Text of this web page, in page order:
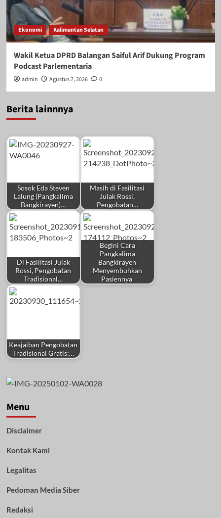
Ekonomi Kalimantan Selatan
Wakil Ketua DPRD Balangan Saiful Arif Dukung Program
Podcast Parlementaria
admin Agustus 7, 2026 0
Berita lainnnya
Sosok Eda Steven
Lalung (Pangkalima
Bangkirayen)…
Masih di Fasilitasi
Julak Rossi,
Pengobatan…
Di Fasilitasi Julak
Rossi, Pengobatan
Tradisional…
Begini Cara
Pangkalima
Bangkirayen
Menyembuhkan
Pasiennya
Keajaiban Pengobatan
Tradisional Gratis:…
Menu
Disclaimer
Kontak Kami
Legalitas
Pedoman Media Siber
Redaksi